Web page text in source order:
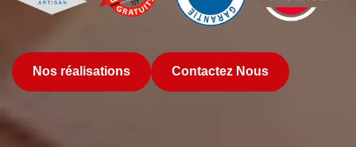
Nos réalisations Contactez Nous